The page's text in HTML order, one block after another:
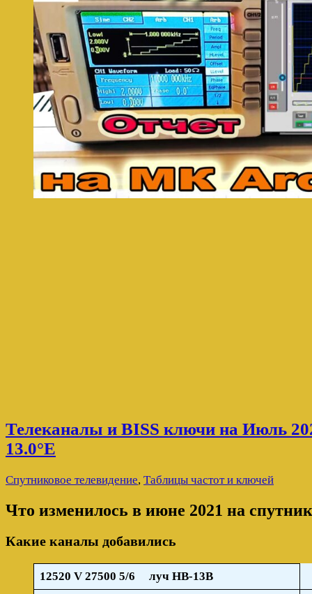
Телеканалы и BISS ключи на Июль
13.0°E
Спутниковое телевидение, Таблицы частот и ключей
Что изменилось в июне 2021 на
Какие каналы добавились
12520 V 27500 5/6 луч HB-13B